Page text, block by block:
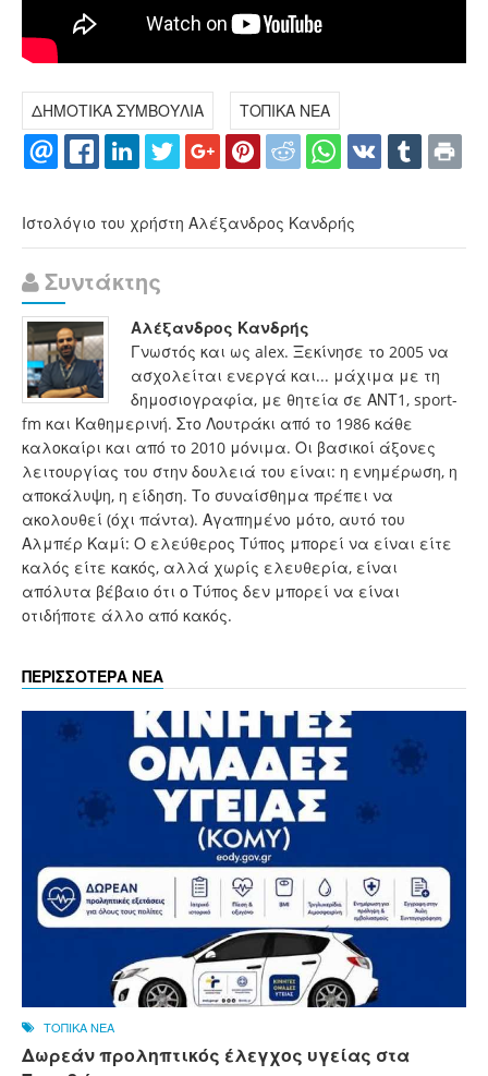
ΔΗΜΟΤΙΚΑ ΣΥΜΒΟΥΛΙΑ ΤΟΠΙΚΑ ΝΕΑ
Ιστολόγιο του χρήστη Αλέξανδρος Κανδρής
Συντάκτης
Αλέξανδρος Κανδρής
Γνωστός και ως alex. Ξεκίνησε το 2005 να
ασχολείται ενεργά και... μάχιμα με τη
δημοσιογραφία, με θητεία σε ΑΝΤ1, sport-
fm και Καθημερινή. Στο Λουτράκι από το 1986 κάθε
καλοκαίρι και από το 2010 μόνιμα. Οι βασικοί άξονες
λειτουργίας του στην δουλειά του είναι: η ενημέρωση, η
αποκάλυψη, η είδηση. Το συναίσθημα πρέπει να
ακολουθεί (όχι πάντα). Αγαπημένο μότο, αυτό του
Αλμπέρ Καμί: Ο ελεύθερος Τύπος μπορεί να είναι είτε
καλός είτε κακός, αλλά χωρίς ελευθερία, είναι
απόλυτα βέβαιο ότι ο Τύπος δεν μπορεί να είναι
οτιδήποτε άλλο από κακός.
ΠΕΡΙΣΣΟΤΕΡΑ ΝΕΑ
ΤΟΠΙΚΑ ΝΕΑ
Δωρεάν προληπτικός έλεγχος υγείας στα